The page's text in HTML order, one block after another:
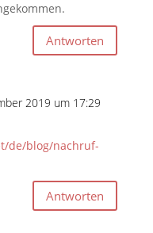
Antworten
2019 um 17:29
de/blog/nachruf-
Antworten